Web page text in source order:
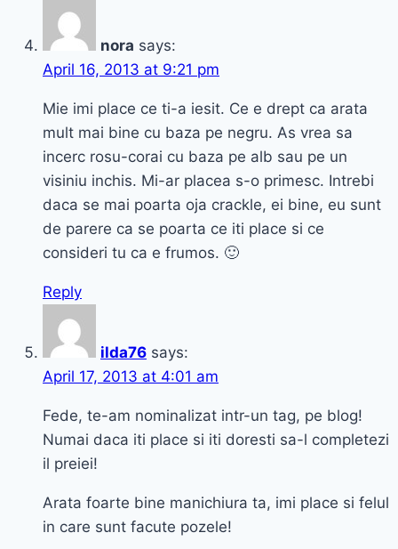
nora says:
April 16, 2013 at 9:21 pm
Mie imi place ce ti-a iesit. Ce e drept ca arata
mult mai bine cu baza pe negru. As vrea sa
incerc rosu-corai cu baza pe alb sau pe un
visiniu inchis. Mi-ar placea s-o primesc. Intrebi
daca se mai poarta oja crackle, ei bine, eu sunt
de parere ca se poarta ce iti place si ce
consideri tu ca e frumos. 🙂
Reply
ilda76 says:
April 17, 2013 at 4:01 am
Fede, te-am nominalizat intr-un tag, pe blog!
Numai daca iti place si iti doresti sa-l completezi
il preiei!
Arata foarte bine manichiura ta, imi place si felul
in care sunt facute pozele!